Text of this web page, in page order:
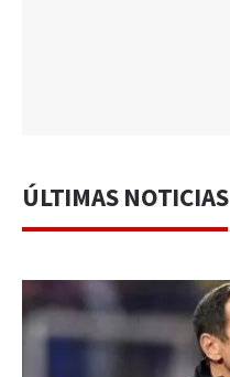
ÚLTIMAS NOTICIAS